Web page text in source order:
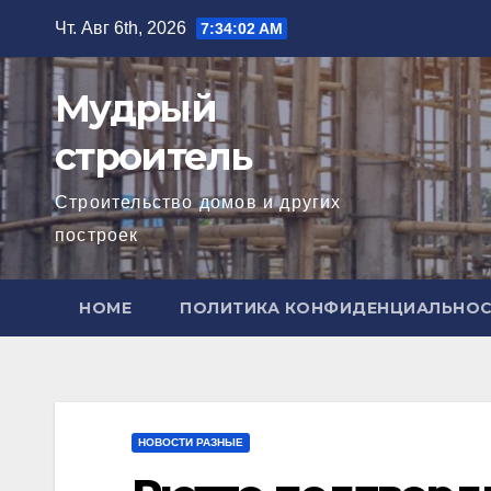
содержимому
Чт. Авг 6th, 2026 7:34:03 AM
Мудрый
строитель
Строительство домов и других
построек
HOME ПОЛИТИКА
НОВОСТИ РАЗНЫЕ